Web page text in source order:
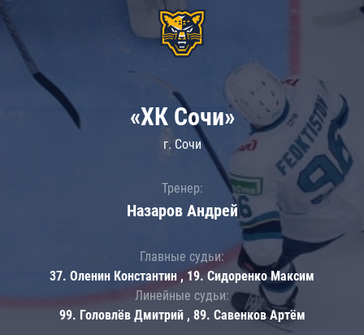
«ХК Сочи»
г. Сочи
Тренер:
Назаров Андрей
Главные судьи:
37. Оленин Константин , 19. Сидоренко Максим
Линейные судьи:
99. Головлёв Дмитрий , 89. Савенков Артём